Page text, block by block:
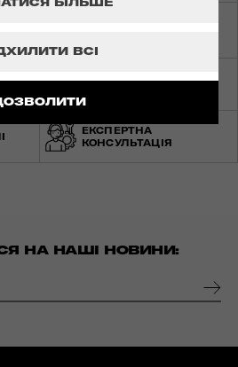
ВСІ
ПО
СВІТОВА ГАРАНТІЯ
ЕКСПЕРТНА
КОНСУЛЬТАЦІЯ
НА НАШІ НОВИНИ: